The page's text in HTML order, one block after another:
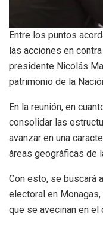
Entre los puntos
las acciones en
presidente Nicolás
patrimonio de la
En la reunión, en
consolidar las
avanzar en una
áreas geográficas de
Con esto, se buscará
electoral en
que se avecinan en el